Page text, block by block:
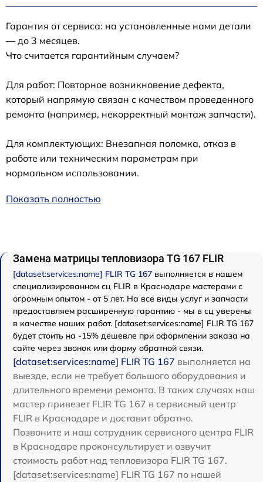
Гарантия от сервиса: на установленные нами детали
— до 3 месяцев.
Что считается гарантийным случаем?
Для работ: Повторное возникновение дефекта,
который напрямую связан с качеством проведенного
ремонта (например, некорректный монтаж запчасти).
Для комплектующих: Внезапная поломка, отказ в
работе или техническим параметрам при
нормальном использовании.
Показать полностью
Замена матрицы тепловизора TG 167 FLIR
[dataset:services:name] FLIR TG 167 выполняется в нашем
специализированном сц FLIR в Краснодаре мастерами с
огромным опытом - от 5 лет. На все виды услуг и запчасти
предоставляем расширенную гарантию - мы в сц уверены
в качестве наших работ. [dataset:services:name] FLIR TG 167
будет стоить на -15% дешевле при оформлении заказа на
сайте через звонок или форму обратной связи.
[dataset:services:name] FLIR TG 167 выполняется на
выезде, если не требует большого оборудования и
длительного времени ремонта. В таких случаях наш
мастер привезет FLIR TG 167 в сервисный центр
FLIR в Краснодаре и доставит обратно.
Позвоните и наш сотрудник сервисного центра FLIR
в Краснодаре проконсультирует и озвучит
стоимость работ над тепловизора FLIR TG 167.
[dataset:services:name] FLIR TG 167 по нашей